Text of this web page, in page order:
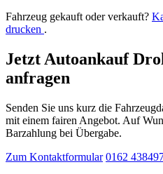
Fahrzeug gekauft oder verkauft?
drucken .
Jetzt Autoankauf
anfragen
Senden Sie uns kurz die
mit einem fairen Angebot. Auf
Barzahlung bei Übergabe.
Zum Kontaktformular 0162